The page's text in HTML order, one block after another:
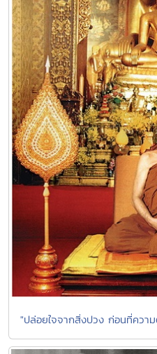
"ปล่อยใจจากสิ่งปวง ก่อนที่ควา